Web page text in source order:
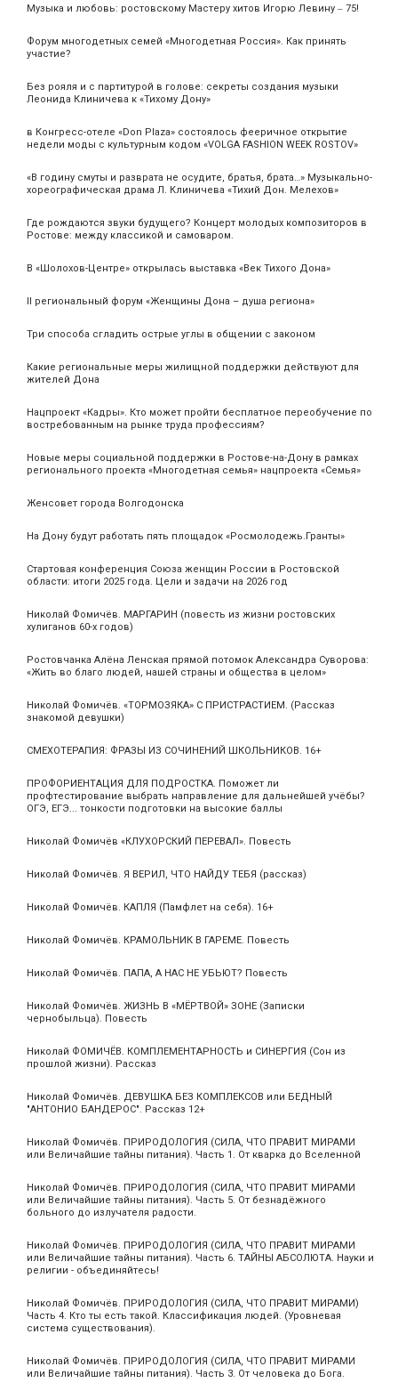
Музыка и любовь: ростовскому Мастеру хитов Игорю Левину ‒ 75!
Форум многодетных семей «Многодетная Россия». Как принять
участие?
Без рояля и с партитурой в голове: секреты создания музыки
Леонида Клиничева к «Тихому Дону»
в Конгресс-отеле «Don Plaza» состоялось фееричное открытие
недели моды с культурным кодом «VOLGA FASHION WEEK ROSTOV»
«В годину смуты и разврата не осудите, братья, брата…» Музыкально-
хореографическая драма Л. Клиничева «Тихий Дон. Мелехов»
Где рождаются звуки будущего? Концерт молодых композиторов в
Ростове: между классикой и самоваром.
В «Шолохов-Центре» открылась выставка «Век Тихого Дона»
II региональный форум «Женщины Дона – душа региона»
Три способа сгладить острые углы в общении с законом
Какие региональные меры жилищной поддержки действуют для
жителей Дона
Нацпроект «Кадры». Кто может пройти бесплатное переобучение по
востребованным на рынке труда профессиям?
Новые меры социальной поддержки в Ростове-на-Дону в рамках
регионального проекта «Многодетная семья» нацпроекта «Семья»
Женсовет города Волгодонска
На Дону будут работать пять площадок «Росмолодежь.Гранты»
Стартовая конференция Союза женщин России в Ростовской
области: итоги 2025 года. Цели и задачи на 2026 год
Николай Фомичёв. МАРГАРИН (повесть из жизни ростовских
хулиганов 60-х годов)
Ростовчанка Алёна Ленская прямой потомок Александра Суворова:
«Жить во благо людей, нашей страны и общества в целом»
Николай Фомичёв. «ТОРМОЗЯКА» С ПРИСТРАСТИЕМ. (Рассказ
знакомой девушки)
СМЕХОТЕРАПИЯ: ФРАЗЫ ИЗ СОЧИНЕНИЙ ШКОЛЬНИКОВ. 16+
ПРОФОРИЕНТАЦИЯ ДЛЯ ПОДРОСТКА. Поможет ли
профтестирование выбрать направление для дальнейшей учёбы?
ОГЭ, ЕГЭ... тонкости подготовки на высокие баллы
Николай Фомичёв «КЛУХОРСКИЙ ПЕРЕВАЛ». Повесть
Николай Фомичёв. Я ВЕРИЛ, ЧТО НАЙДУ ТЕБЯ (рассказ)
Николай Фомичёв. КАПЛЯ (Памфлет на себя). 16+
Николай Фомичёв. КРАМОЛЬНИК В ГАРЕМЕ. Повесть
Николай Фомичёв. ПАПА, А НАС НЕ УБЬЮТ? Повесть
Николай Фомичёв. ЖИЗНЬ В «МЁРТВОЙ» ЗОНЕ (Записки
чернобыльца). Повесть
Николай ФОМИЧЁВ. КОМПЛЕМЕНТАРНОСТЬ и СИНЕРГИЯ (Сон из
прошлой жизни). Рассказ
Николай Фомичёв. ДЕВУШКА БЕЗ КОМПЛЕКСОВ или БЕДНЫЙ
"АНТОНИО БАНДЕРОС". Рассказ 12+
Николай Фомичёв. ПРИРОДОЛОГИЯ (СИЛА, ЧТО ПРАВИТ МИРАМИ
или Величайшие тайны питания). Часть 1. От кварка до Вселенной
Николай Фомичёв. ПРИРОДОЛОГИЯ (СИЛА, ЧТО ПРАВИТ МИРАМИ
или Величайшие тайны питания). Часть 5. От безнадёжного
больного до излучателя радости.
Николай Фомичёв. ПРИРОДОЛОГИЯ (СИЛА, ЧТО ПРАВИТ МИРАМИ
или Величайшие тайны питания). Часть 6. ТАЙНЫ АБСОЛЮТА. Науки и
религии - объединяйтесь!
Николай Фомичёв. ПРИРОДОЛОГИЯ (СИЛА, ЧТО ПРАВИТ МИРАМИ)
Часть 4. Кто ты есть такой. Классификация людей. (Уровневая
система существования).
Николай Фомичёв. ПРИРОДОЛОГИЯ (СИЛА, ЧТО ПРАВИТ МИРАМИ
или Величайшие тайны питания). Часть 3. От человека до Бога.